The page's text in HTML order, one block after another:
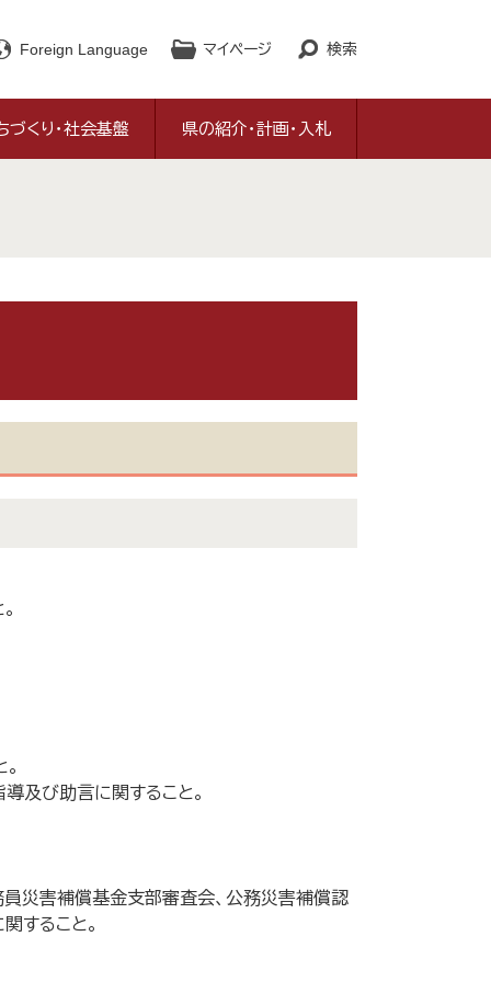
Foreign Language マイページ 検索
づくり・社会基盤 県の紹介・計画・入札
及び助言に関すること。
災害補償基金支部審査会、公務災害補償認
すること。